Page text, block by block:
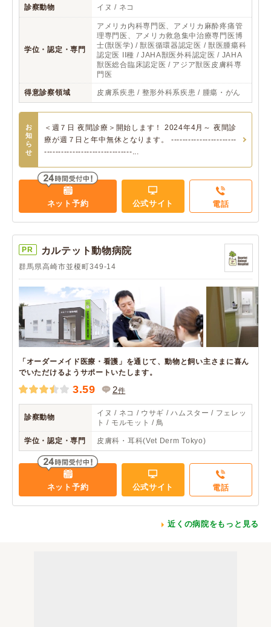
診察動物 イヌ / ネコ
学位・認定・専門
アメリカ内科専門医、アメリカ麻酔疼痛管
理専門医、アメリカ救急集中治療専門医博
士(獣医学) / 獣医循環器認定医 / 獣医腫瘍科
認定医 II種 / JAHA獣医外科認定医 / JAHA
獣医総合臨床認定医 / アジア獣医皮膚科専
門医
得意診察領域 皮膚系疾患 / 整形外科系疾患 / 腫瘍・がん
お
知
ら
せ
＜週７日 夜間診療＞開始します！ 2024年4月～ 夜間診
療が週７日と年中無休となります。 -----------------------
-------------------------------...
ネット予約 公式サイト 電話
PR カルテット動物病院
群馬県高崎市並榎町349-14
「オーダーメイド医療・看護」を通じて、動物と飼い主さまに喜ん
でいただけるようサポートいたします。
3.59 2件
診察動物
イヌ / ネコ / ウサギ / ハムスター / フェレッ
ト / モルモット / 鳥
学位・認定・専門 皮膚科・耳科(Vet Derm Tokyo)
ネット予約 公式サイト 電話
近くの病院をもっと見る